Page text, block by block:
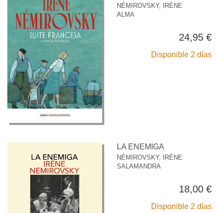
NÉMIROVSKY, IRÈNE
ALMA
24,95 €
Disponible 2 días
LA ENEMIGA
NÉMIROVSKY, IRÈNE
SALAMANDRA
18,00 €
Disponible 2 días